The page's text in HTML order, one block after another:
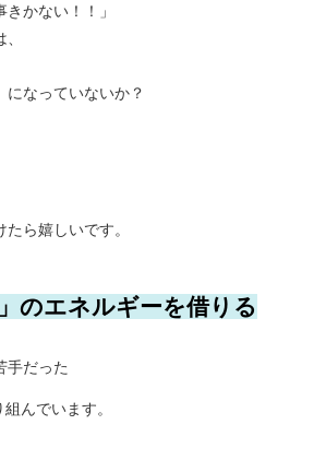
きかない！！」
なっていないか？
ら嬉しいです。
のエネルギーを借りる
手だった
組んでいます。